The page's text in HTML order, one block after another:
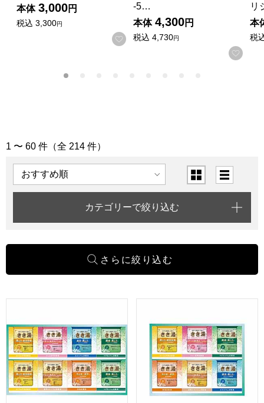
本体 3,000円
税込 3,300円
お気に入りに登録する
-5…
本体 4,300円
税込 4,730円
お気
リ
本
税
「バス・ヘルス」の商品一覧
1 〜 60 件（全 214 件）
表示順 表示切替
カテゴリーで絞り込む